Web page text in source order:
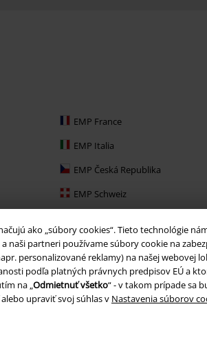
ako „súbory cookies“. Tieto technológie
partneri používame súbory cookie na
personalizované reklamy) na našej webovej
podľa platných právnych predpisov EÚ a
na „Odmietnuť všetko“ - v takom prípade sa
upraviť svoj súhlas v Nastavenia súborov
EMP France
EMP Italia
EMP Česká Republika
EMP Schweiz
EMP Sverige
Large Nederland
EMP Slovensko